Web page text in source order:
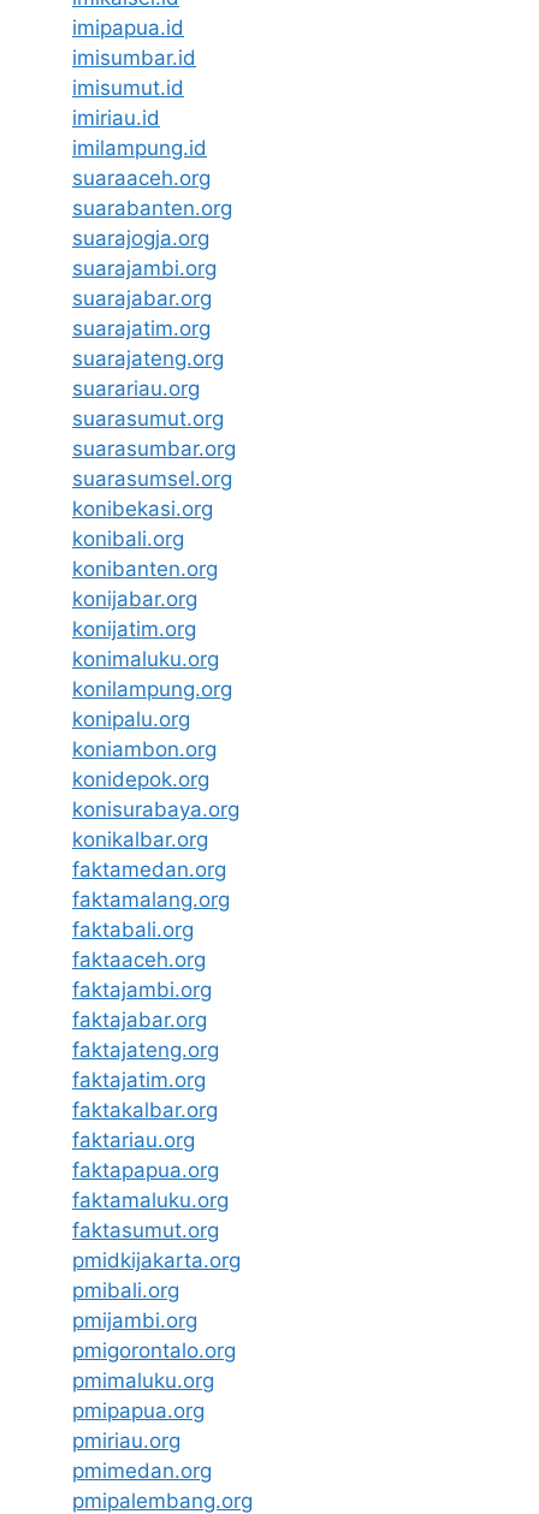
imipapua.id
imisumbar.id
imisumut.id
imiriau.id
imilampung.id
suaraaceh.org
suarabanten.org
suarajogja.org
suarajambi.org
suarajabar.org
suarajatim.org
suarajateng.org
suarariau.org
suarasumut.org
suarasumbar.org
suarasumsel.org
konibekasi.org
konibali.org
konibanten.org
konijabar.org
konijatim.org
konimaluku.org
konilampung.org
konipalu.org
koniambon.org
konidepok.org
konisurabaya.org
konikalbar.org
faktamedan.org
faktamalang.org
faktabali.org
faktaaceh.org
faktajambi.org
faktajabar.org
faktajateng.org
faktajatim.org
faktakalbar.org
faktariau.org
faktapapua.org
faktamaluku.org
faktasumut.org
pmidkijakarta.org
pmibali.org
pmijambi.org
pmigorontalo.org
pmimaluku.org
pmipapua.org
pmiriau.org
pmimedan.org
pmipalembang.org